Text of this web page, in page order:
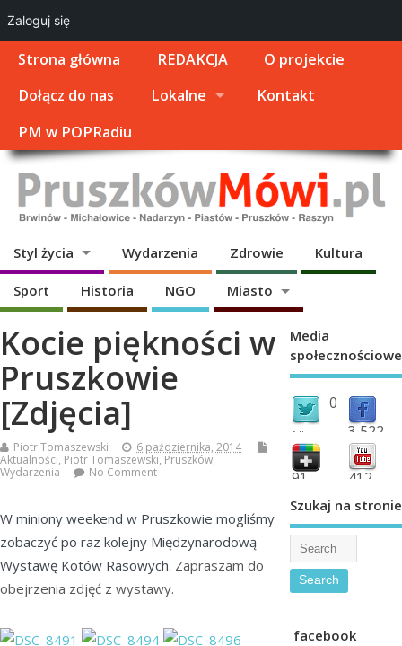
Strona główna REDAKCJA
O projekcie
Dołącz do nas
Lokalne
Kontakt
PM w POPRadiu
Styl życia Wydarzenia Zdrowie Kultura
Sport Historia NGO Miasto
Kocie piękności w
Pruszkowie
[Zdjęcia]
Piotr Tomaszewski
6 października, 2014
Aktualności, Piotr Tomaszewski, Pruszków,
Wydarzenia
No Comment
W miniony weekend w Pruszkowie mogliśmy
zobaczyć po raz kolejny Międzynarodową
Wystawę Kotów Rasowych. Zapraszam do
obejrzenia zdjęć z wystawy.
Media
społecznościowe
0
followers 3,522
fans
91 412
Szukaj na stronie
facebook
Zaloguj się